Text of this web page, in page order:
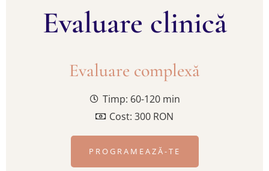
Evaluare clinică
Evaluare complexă
Timp: 60-120 min
Cost: 300 RON
PROGRAMEAZĂ-TE